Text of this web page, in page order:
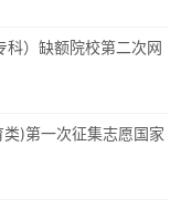
）缺额院校第二次网
)第一次征集志愿国家